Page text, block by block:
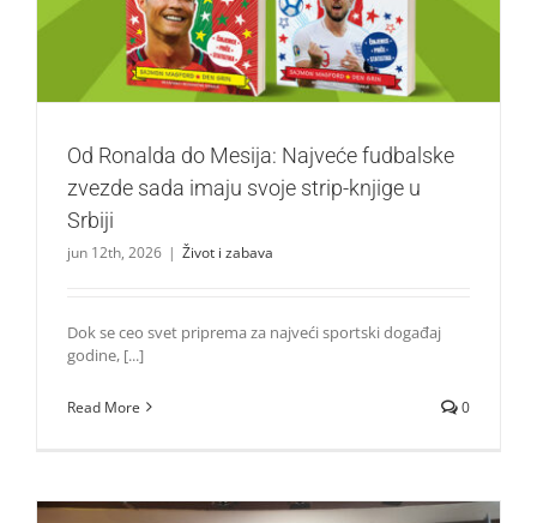
Život i zabava
Od Ronalda do Mesija: Najveće fudbalske
zvezde sada imaju svoje strip-knjige u
Srbiji
jun 12th, 2026 | Život i zabava
Dok se ceo svet priprema za najveći sportski događaj
godine, [...]
Read More 0